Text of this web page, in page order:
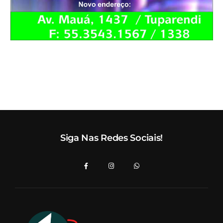
Siga Nas Redes Sociais!